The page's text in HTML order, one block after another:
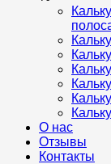
О нас
Отзывы
Контакты